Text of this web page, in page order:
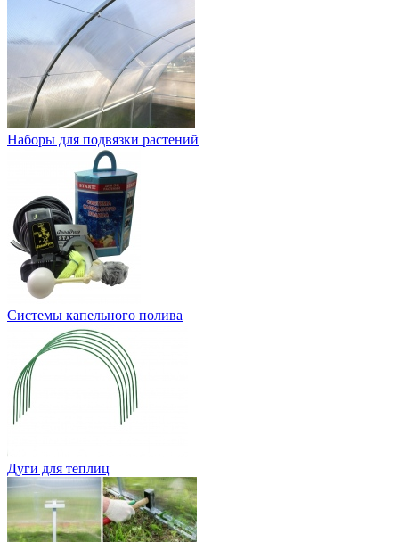
Наборы для подвязки растений
Системы капельного полива
Дуги для теплиц